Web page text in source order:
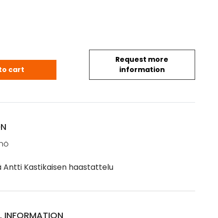
Request more
information
Ketunpyytäjä Antti Kastikaisen haastattelu
cart
Antti Kastikaisen haastattelu
INFORMATION